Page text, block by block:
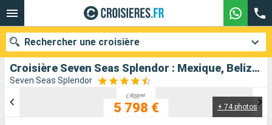
Croisière Seven Seas Splendor : Mexique, Belize, Guatemala, Honduras, Jamaïque, Aruba, Bonaire, États-Unis au départ de Galveston
Seven Seas Splendor
+ 74 photos
5 798 €
Rechercher une croisière